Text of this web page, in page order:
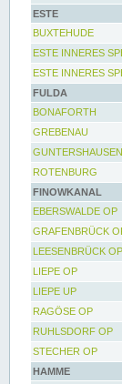
ESTE
BUXTEHUDE
ESTE INNERES
ESTE INNERES
FULDA
BONAFORTH
GREBENAU
GUNTERSHAUSEN
ROTENBURG
FINOWKANAL
EBERSWALDE OP
GRAFENBRÜCK
LEESENBRÜCK OP
LIEPE OP
LIEPE UP
RAGÖSE OP
RUHLSDORF OP
STECHER OP
HAMME